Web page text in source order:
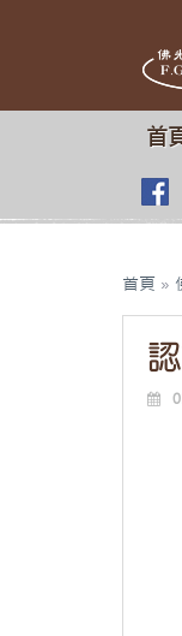
首
首頁 »